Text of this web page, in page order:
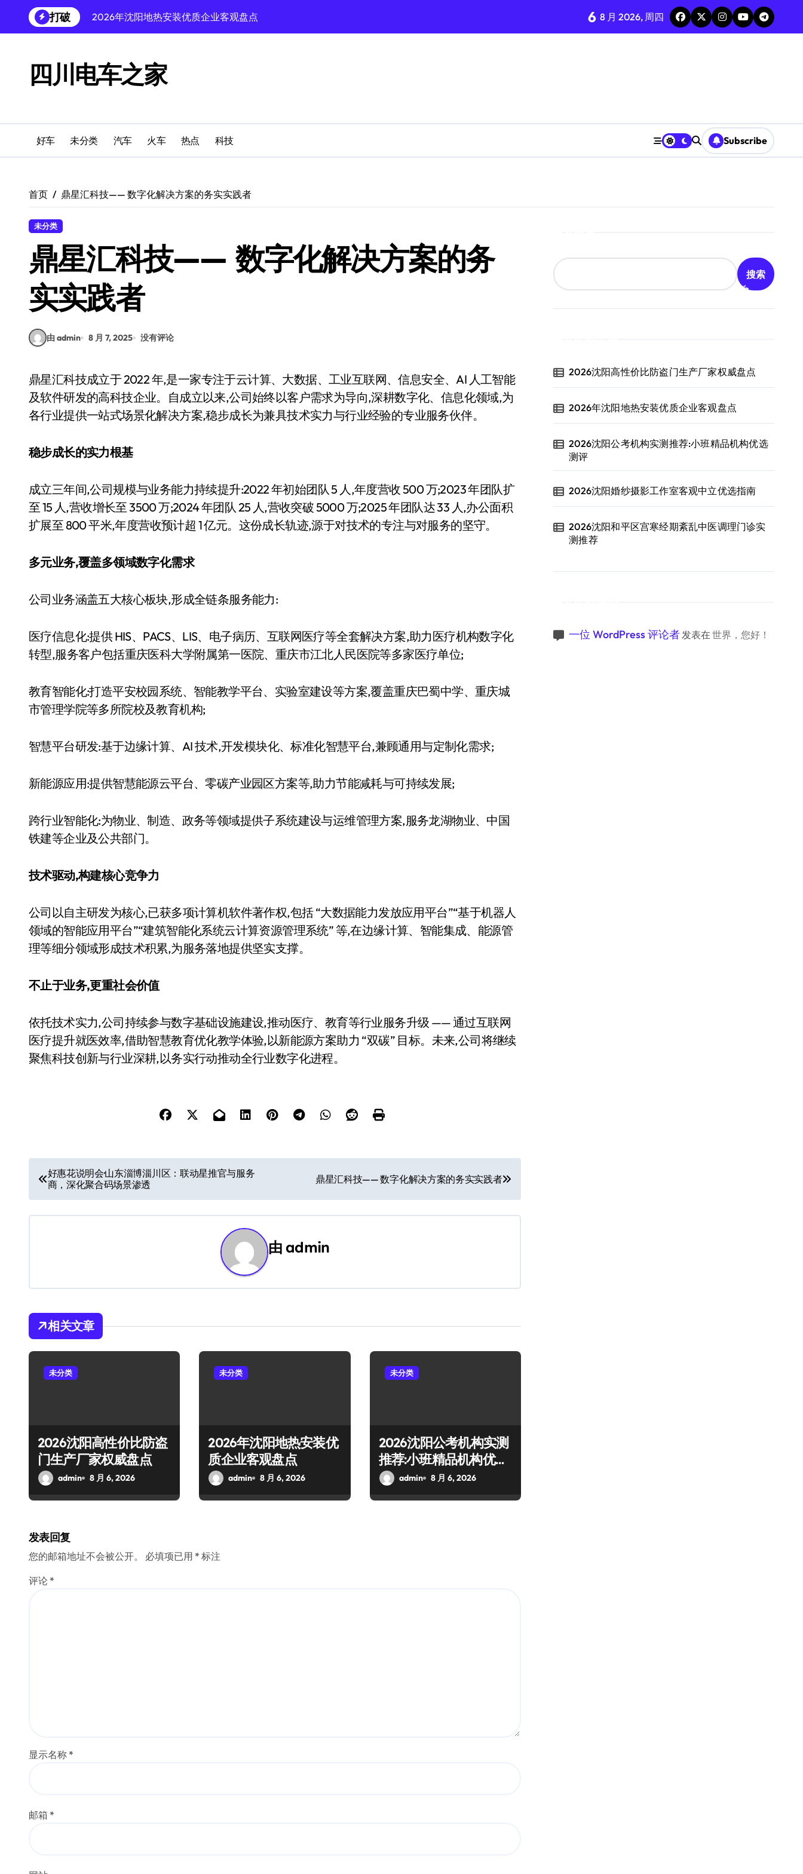
到
打破
2026年沈阳地热安装优质企业客观盘点
2026沈阳婚纱摄影工作室客观中立优选指南
2026沈阳和平区宫寒经期紊乱中医调理门诊实测推荐
2026广州肺癌医院家机构诊疗体验对比
寻一份沉静，读一段过往，感受《微光漫过岁月》
How to Choose T Slot Aluminum Profiles for Industrial Frames and Solar Projects
6 8 月 2026, 周四
四川电车之家
好车 未分类 汽车 火车 热点 科技 Subscribe
首页 鼎星汇科技—— 数字化解决方案的务实实践者
未分类
鼎星汇科技—— 数字化解决方案的务
实实践者
由 admin 8 月 7, 2025 没有评论
鼎星汇科技成立于 2022 年,是一家专注于云计算、大数据、工业互联网、信息安全、AI 人工智能
及软件研发的高科技企业。自成立以来,公司始终以客户需求为导向,深耕数字化、信息化领域,为
各行业提供一站式场景化解决方案,稳步成长为兼具技术实力与行业经验的专业服务伙伴。
稳步成长的实力根基
成立三年间,公司规模与业务能力持续提升:2022 年初始团队 5 人,年度营收 500 万;2023 年团队扩
至 15 人,营收增长至 3500 万;2024 年团队 25 人,营收突破 5000 万;2025 年团队达 33 人,办公面积
扩展至 800 平米,年度营收预计超 1 亿元。这份成长轨迹,源于对技术的专注与对服务的坚守。
多元业务,覆盖多领域数字化需求
公司业务涵盖五大核心板块,形成全链条服务能力:
医疗信息化:提供 HIS、PACS、LIS、电子病历、互联网医疗等全套解决方案,助力医疗机构数字化
转型,服务客户包括重庆医科大学附属第一医院、重庆市江北人民医院等多家医疗单位;
教育智能化:打造平安校园系统、智能教学平台、实验室建设等方案,覆盖重庆巴蜀中学、重庆城
市管理学院等多所院校及教育机构;
智慧平台研发:基于边缘计算、AI 技术,开发模块化、标准化智慧平台,兼顾通用与定制化需求;
新能源应用:提供智慧能源云平台、零碳产业园区方案等,助力节能减耗与可持续发展;
跨行业智能化:为物业、制造、政务等领域提供子系统建设与运维管理方案,服务龙湖物业、中国
铁建等企业及公共部门。
技术驱动,构建核心竞争力
公司以自主研发为核心,已获多项计算机软件著作权,包括 “大数据能力发放应用平台”“基于机器人
领域的智能应用平台”“建筑智能化系统云计算资源管理系统” 等,在边缘计算、智能集成、能源管
理等细分领域形成技术积累,为服务落地提供坚实支撑。
不止于业务,更重社会价值
依托技术实力,公司持续参与数字基础设施建设,推动医疗、教育等行业服务升级 —— 通过互联网
医疗提升就医效率,借助智慧教育优化教学体验,以新能源方案助力 “双碳” 目标。未来,公司将继续
聚焦科技创新与行业深耕,以务实行动推动全行业数字化进程。
文
章
导
好惠花说明会·山东淄博淄川区：联动星推官与服务
商，深化聚合码场景渗透
鼎星汇科技—— 数字化解决方案的务实实践者
由admin
相关文章
未分类
2026沈阳高性价比防盗
门生产厂家权威盘点
admin 8 月 6, 2026
未分类
2026年沈阳地热安装优
质企业客观盘点
admin 8 月 6, 2026
未分类
2026沈阳公考机构实测
推荐:小班精品机构优选
测评admin 8 月 6, 2026
发表回复
您的邮箱地址不会被公开。 必填项已用 * 标注
评论 *
显示名称 *
邮箱 *
搜索
2026沈阳高性价比防盗门生产厂家权威盘点
2026年沈阳地热安装优质企业客观盘点
2026沈阳公考机构实测推荐:小班精品机构优选
测评
2026沈阳婚纱摄影工作室客观中立优选指南
2026沈阳和平区宫寒经期紊乱中医调理门诊实
测推荐
一位 WordPress 评论者发表在 世界，您好！